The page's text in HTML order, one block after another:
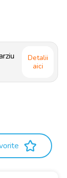
Detalii
aici